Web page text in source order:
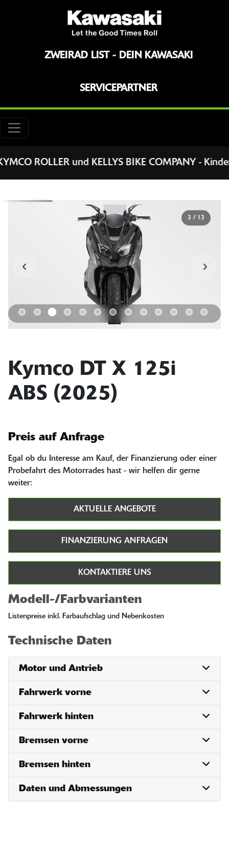
ZWEIRAD LIST - DEIN KAWASAKI
SERVICEPARTNER
ROLLER und KELLYS BIKE COMPANY -
3 / 13
Kymco DT X 125i
ABS (2025)
Modell-/Farbvarianten
Listenpreise inkl. Farbaufschlag und Nebenkosten
Technische Daten
Motor und Antrieb
Fahrwerk vorne
Fahrwerk hinten
Bremsen vorne
Bremsen hinten
Daten und Abmessungen
Preis auf Anfrage
Egal ob du Interesse am Kauf, der Finanzierung oder einer
Probefahrt des Motorrades hast - wir helfen dir gerne
weiter:
AKTUELLE ANGEBOTE
FINANZIERUNG ANFRAGEN
KONTAKTIERE UNS